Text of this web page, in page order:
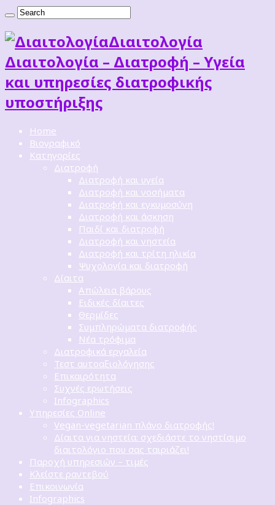
Διαιτoλογία
Διαιτολογία – Διατροφή – Υγεία
και υπηρεσίες διατροφικής
υποστήριξης
Home
Βιογραφικό
Κατηγορίες
Διατροφή
Διατροφή και υγεία
Διατροφή και νοσήματα
Διατροφή και εγκυμοσύνη
Διατροφή και άσκηση
Παιδί και διατροφή
Διατροφή και νηστεία
Διατροφή και τρίτη ηλικία
Ψυχολογία και διατροφή
Δίαιτα
Απώλεια βάρους
Ειδικές δίαιτες
Θερμίδες
Συμπληρώματα διατροφής
Νέα τρόφιμα
Διατροφικά εργαλεία
Τεστ αυτοαξιολόγησης
Επικαιρότητα
Συχνές ερωτήσεις
Infographics
Υπηρεσίες Online
Vegan-vegetarian πλάνο διατροφής!
Δίαιτα για νηστεία: σχεδιάστε το νηστίσιμο
διαιτολόγιο που σας ταιριάζει!
Παροχή υπηρεσιών – τιμές
Κλείστε ραντεβού
Επικοινωνία
Infographics